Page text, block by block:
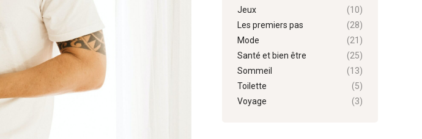
Jeux
(10)
Les premiers pas
(28)
Mode
(21)
Santé et bien être
(25)
Sommeil
(13)
Toilette
(5)
Voyage
(3)